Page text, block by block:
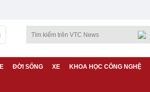
ĐỜI SỐNG XE KHOA HỌC CÔNG NGHỆ